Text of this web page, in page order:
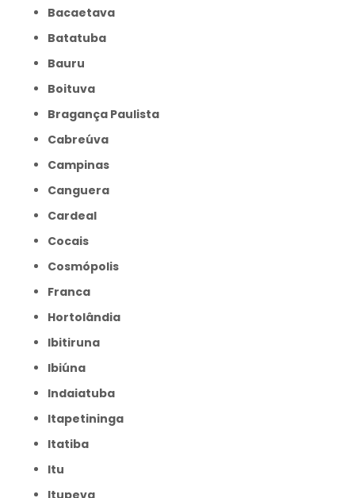
Bacaetava
Batatuba
Bauru
Boituva
Bragança Paulista
Cabreúva
Campinas
Canguera
Cardeal
Cocais
Cosmópolis
Franca
Hortolândia
Ibitiruna
Ibiúna
Indaiatuba
Itapetininga
Itatiba
Itu
Itupeva